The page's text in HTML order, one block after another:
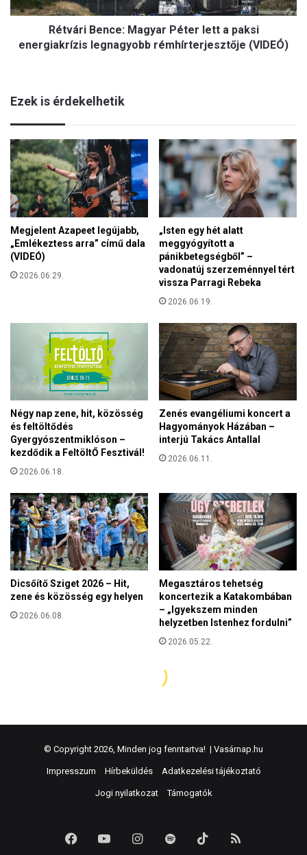
© Copyright 2026, Minden jog fenntartva! | Vasárnap.hu
Impresszum Hírbeküldés Adatkezelési tájékoztató
Jogi nyilatkozat Támogatók
FacebookYouTubeInstagram
Spotify TikTok